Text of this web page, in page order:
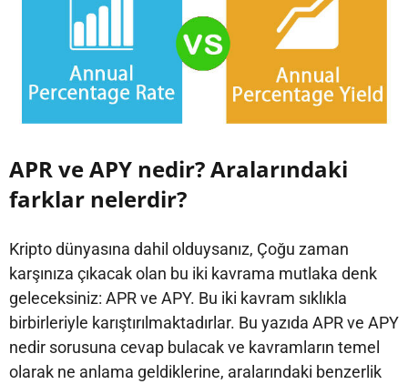
APR ve APY nedir? Aralarındaki
farklar nelerdir?
Kripto dünyasına dahil olduysanız, Çoğu zaman
karşınıza çıkacak olan bu iki kavrama mutlaka denk
geleceksiniz: APR ve APY. Bu iki kavram sıklıkla
birbirleriyle karıştırılmaktadırlar. Bu yazıda APR ve APY
nedir sorusuna cevap bulacak ve kavramların temel
olarak ne anlama geldiklerine, aralarındaki benzerlik